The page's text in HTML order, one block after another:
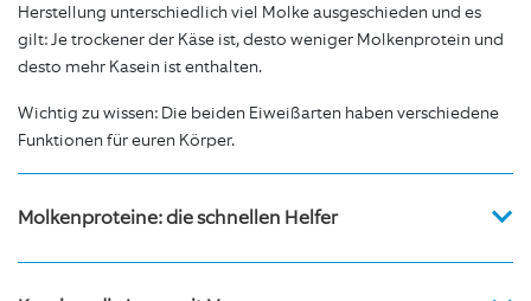
Herstellung unterschiedlich viel Molke ausgeschieden und es
gilt: Je trockener der Käse ist, desto weniger Molkenprotein und
desto mehr Kasein ist enthalten.
Wichtig zu wissen: Die beiden Eiweißarten haben verschiedene
Funktionen für euren Körper.
Molkenproteine: die schnellen Helfer